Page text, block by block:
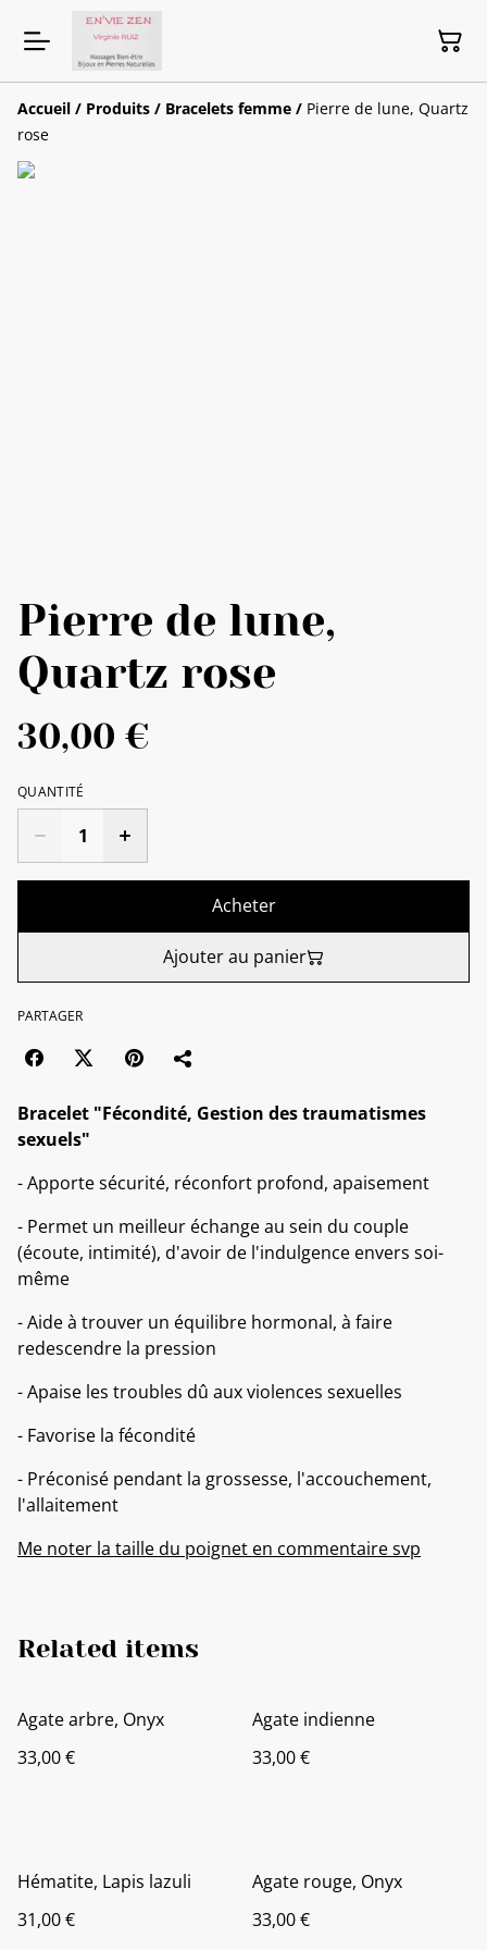
Accueil / Produits / Bracelets femme / Pierre de lune, Quartz
rose
Pierre de lune,
Quartz rose
30,00 €
QUANTITÉ
Acheter
Ajouter au panier
PARTAGER
Bracelet "Fécondité, Gestion des traumatismes
sexuels"
- Apporte sécurité, réconfort profond, apaisement
- Permet un meilleur échange au sein du couple
(écoute, intimité), d'avoir de l'indulgence envers soi-
même
- Aide à trouver un équilibre hormonal, à faire
redescendre la pression
- Apaise les troubles dû aux violences sexuelles
- Favorise la fécondité
- Préconisé pendant la grossesse, l'accouchement,
l'allaitement
Me noter la taille du poignet en commentaire svp
Related items
Agate arbre, Onyx
33,00 €
Agate indienne
33,00 €
Hématite, Lapis lazuli
31,00 €
Agate rouge, Onyx
33,00 €